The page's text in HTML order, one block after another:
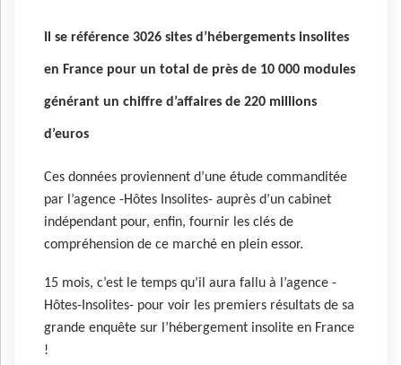
Il se référence 3026 sites d’hébergements insolites
en France pour un total de près de 10 000 modules
générant un chiffre d’affaires de 220 millions
d’euros
Ces données proviennent d’une étude commanditée
par l’agence -Hôtes Insolites- auprès d’un cabinet
indépendant pour, enfin, fournir les clés de
compréhension de ce marché en plein essor.
15 mois, c’est le temps qu’il aura fallu à l’agence -
Hôtes-Insolites- pour voir les premiers résultats de sa
grande enquête sur l’hébergement insolite en France
!